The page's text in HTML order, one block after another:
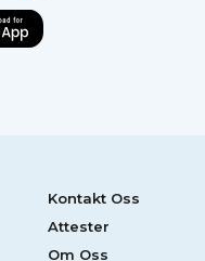
Kontakt Oss
Attester
Om Oss